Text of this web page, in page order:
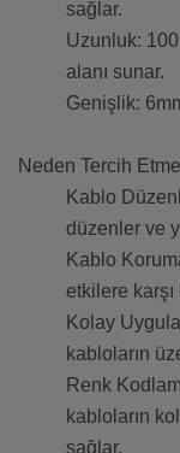
sağlar.
Uzunluk:
alanı sunar.
Genişlik:
Neden Tercih
Kablo
düzenler ve
Kablo
etkilere
Kolay
kabloların
Renk
kabloların
sağlar.